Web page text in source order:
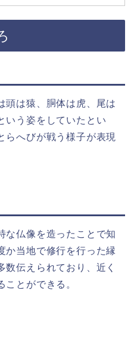
頭は猿、胴体は虎、尾は
いう姿をしていたとい
らへびが戦う様子が表現
な仏像を造ったことで知
か当地で修行を行った縁
伝えられており、近く
とができる。